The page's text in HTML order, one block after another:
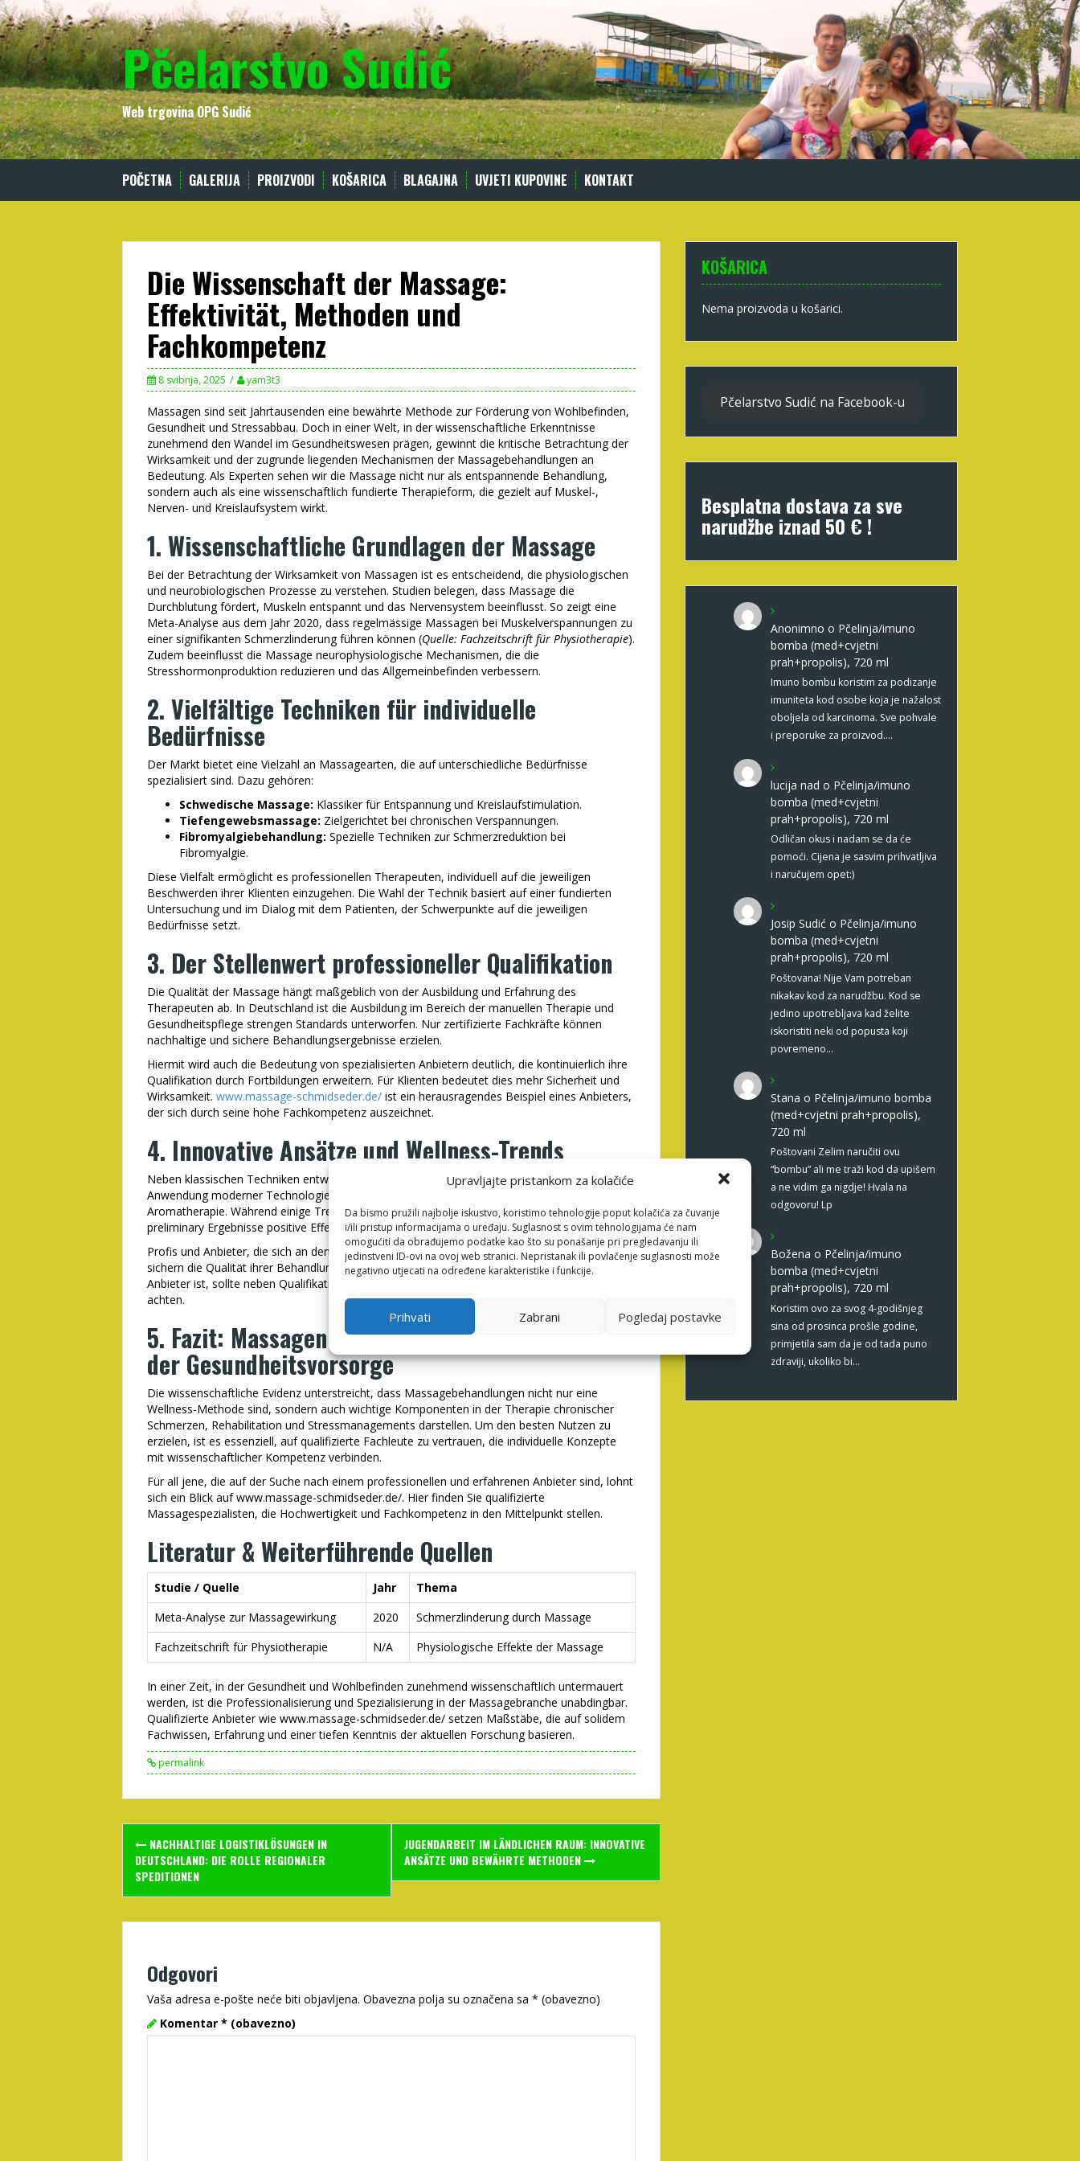
Upravljajte pristankom za kolačiće
Da bismo pružili najbolje iskustvo, koristimo tehnologije poput kolačića za čuvanje
i/ili pristup informacijama o uređaju. Suglasnost s ovim tehnologijama će nam
omogućiti da obrađujemo podatke kao što su ponašanje pri pregledavanju ili
jedinstveni ID-ovi na ovoj web stranici. Nepristanak ili povlačenje suglasnosti može
negativno utjecati na određene karakteristike i funkcije.
Prihvati Zabrani Pogledaj postavke
Skip
to
content
Pčelarstvo Sudić
Web trgovina OPG Sudić
POČETNA GALERIJA PROIZVODI KOŠARICA BLAGAJNA UVJETI KUPOVINE KONTAKT
Die Wissenschaft der Massage:
Effektivität, Methoden und
Fachkompetenz
8 svibnja, 2025 yam3t3
Massagen sind seit Jahrtausenden eine bewährte Methode zur Förderung von Wohlbefinden,
Gesundheit und Stressabbau. Doch in einer Welt, in der wissenschaftliche Erkenntnisse
zunehmend den Wandel im Gesundheitswesen prägen, gewinnt die kritische Betrachtung der
Wirksamkeit und der zugrunde liegenden Mechanismen der Massagebehandlungen an
Bedeutung. Als Experten sehen wir die Massage nicht nur als entspannende Behandlung,
sondern auch als eine wissenschaftlich fundierte Therapieform, die gezielt auf Muskel-,
Nerven- und Kreislaufsystem wirkt.
1. Wissenschaftliche Grundlagen der Massage
Bei der Betrachtung der Wirksamkeit von Massagen ist es entscheidend, die physiologischen
und neurobiologischen Prozesse zu verstehen. Studien belegen, dass Massage die
Durchblutung fördert, Muskeln entspannt und das Nervensystem beeinflusst. So zeigt eine
Meta-Analyse aus dem Jahr 2020, dass regelmässige Massagen bei Muskelverspannungen zu
einer signifikanten Schmerzlinderung führen können (Quelle: Fachzeitschrift für Physiotherapie).
Zudem beeinflusst die Massage neurophysiologische Mechanismen, die die
Stresshormonproduktion reduzieren und das Allgemeinbefinden verbessern.
2. Vielfältige Techniken für individuelle
Bedürfnisse
Der Markt bietet eine Vielzahl an Massagearten, die auf unterschiedliche Bedürfnisse
spezialisiert sind. Dazu gehören:
Schwedische Massage: Klassiker für Entspannung und Kreislaufstimulation.
Tiefengewebsmassage: Zielgerichtet bei chronischen Verspannungen.
Fibromyalgiebehandlung: Spezielle Techniken zur Schmerzreduktion bei
Fibromyalgie.
Diese Vielfalt ermöglicht es professionellen Therapeuten, individuell auf die jeweiligen
Beschwerden ihrer Klienten einzugehen. Die Wahl der Technik basiert auf einer fundierten
Untersuchung und im Dialog mit dem Patienten, der Schwerpunkte auf die jeweiligen
Bedürfnisse setzt.
3. Der Stellenwert professioneller Qualifikation
Die Qualität der Massage hängt maßgeblich von der Ausbildung und Erfahrung des
Therapeuten ab. In Deutschland ist die Ausbildung im Bereich der manuellen Therapie und
Gesundheitspflege strengen Standards unterworfen. Nur zertifizierte Fachkräfte können
nachhaltige und sichere Behandlungsergebnisse erzielen.
Hiermit wird auch die Bedeutung von spezialisierten Anbietern deutlich, die kontinuierlich ihre
Qualifikation durch Fortbildungen erweitern. Für Klienten bedeutet dies mehr Sicherheit und
Wirksamkeit. www.massage-schmidseder.de/ ist ein herausragendes Beispiel eines Anbieters,
der sich durch seine hohe Fachkompetenz auszeichnet.
4. Innovative Ansätze und Wellness-Trends
Neben klassischen Techniken entwickeln sich zunehmend innovative Ansätze, wie die
Anwendung moderner Technologien (z.B. EMS-gestützte Massagen) oder die Integration von
Aromatherapie. Während einige Trends wissenschaftlich noch erforscht werden, zeigen
preliminary Ergebnisse positive Effekte auf Stressreduktion und Muskelentspannung.
Profis und Anbieter, die sich an den neuesten wissenschaftlichen Erkenntnissen orientieren,
sichern die Qualität ihrer Behandlungen. Wer auf der Suche nach einem vertrauenswürdigen
Anbieter ist, sollte neben Qualifikation auch auf Spezialisierung und Erfahrungsberichte
achten.
5. Fazit: Massagen als integrativer Bestandteil
der Gesundheitsvorsorge
Die wissenschaftliche Evidenz unterstreicht, dass Massagebehandlungen nicht nur eine
Wellness-Methode sind, sondern auch wichtige Komponenten in der Therapie chronischer
Schmerzen, Rehabilitation und Stressmanagements darstellen. Um den besten Nutzen zu
erzielen, ist es essenziell, auf qualifizierte Fachleute zu vertrauen, die individuelle Konzepte
mit wissenschaftlicher Kompetenz verbinden.
Für all jene, die auf der Suche nach einem professionellen und erfahrenen Anbieter sind, lohnt
sich ein Blick auf www.massage-schmidseder.de/. Hier finden Sie qualifizierte
Massagespezialisten, die Hochwertigkeit und Fachkompetenz in den Mittelpunkt stellen.
Literatur & Weiterführende Quellen
Studie / Quelle Jahr
Thema
Meta-Analyse zur Massagewirkung
2020
Schmerzlinderung durch Massage
Fachzeitschrift für Physiotherapie
N/A Physiologische Effekte der Massage
In einer Zeit, in der Gesundheit und Wohlbefinden zunehmend wissenschaftlich untermauert
werden, ist die Professionalisierung und Spezialisierung in der Massagebranche unabdingbar.
Qualifizierte Anbieter wie www.massage-schmidseder.de/ setzen Maßstäbe, die auf solidem
Fachwissen, Erfahrung und einer tiefen Kenntnis der aktuellen Forschung basieren.
permalink
Post
navigation
NACHHALTIGE LOGISTIKLÖSUNGEN IN
DEUTSCHLAND: DIE ROLLE REGIONALER
SPEDITIONEN
JUGENDARBEIT IM LÄNDLICHEN RAUM: INNOVATIVE
ANSÄTZE UND BEWÄHRTE METHODEN
Odgovori
Vaša adresa e-pošte neće biti objavljena. Obavezna polja su označena sa * (obavezno)
Komentar * (obavezno)
KOŠARICA
Nema proizvoda u košarici.
Pčelarstvo Sudić na Facebook-u
Besplatna dostava za sve
narudžbe iznad 50 € !
Anonimno o Pčelinja/imuno
bomba (med+cvjetni
prah+propolis), 720 ml
Imuno bombu koristim za podizanje
imuniteta kod osobe koja je nažalost
oboljela od karcinoma. Sve pohvale
i preporuke za proizvod.…
lucija nad o Pčelinja/imuno
bomba (med+cvjetni
prah+propolis), 720 ml
Odličan okus i nadam se da će
pomoći. Cijena je sasvim prihvatljiva
i naručujem opet:)
Josip Sudić o Pčelinja/imuno
bomba (med+cvjetni
prah+propolis), 720 ml
Poštovana! Nije Vam potreban
nikakav kod za narudžbu. Kod se
jedino upotrebljava kad želite
iskoristiti neki od popusta koji
povremeno…
Stana o Pčelinja/imuno bomba
(med+cvjetni prah+propolis),
720 ml
Poštovani Zelim naručiti ovu
“bombu” ali me traži kod da upišem
a ne vidim ga nigdje! Hvala na
odgovoru! Lp
Božena o Pčelinja/imuno
bomba (med+cvjetni
prah+propolis), 720 ml
Koristim ovo za svog 4-godišnjeg
sina od prosinca prošle godine,
primjetila sam da je od tada puno
zdraviji, ukoliko bi…